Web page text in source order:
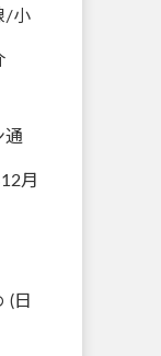
/小
通
月
(日